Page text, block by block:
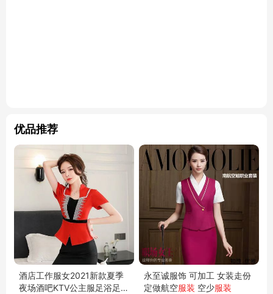
优品推荐
酒店工作服女2021新款夏季
夜场酒吧KTV公主服足浴足疗
永至诚服饰 可加工 女装走份
定做航空服装 空少服装